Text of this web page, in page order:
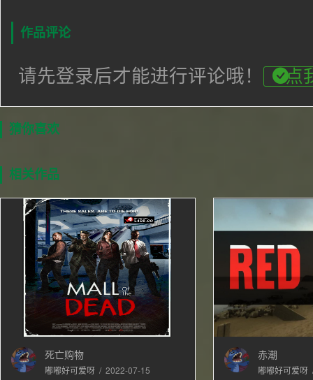
作品评论
请先登录后才能进行评论哦！ 点
猜你喜欢
相关作品
死亡购物
嘟嘟好可爱呀 / 2022-07-15
赤潮
嘟嘟好可爱呀